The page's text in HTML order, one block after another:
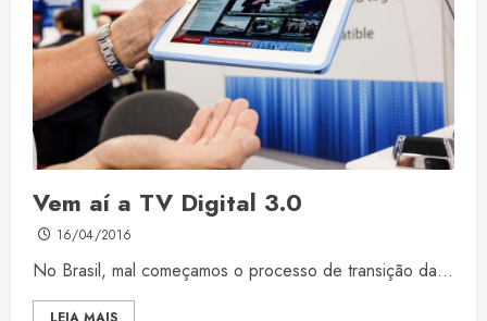
Vem aí a TV Digital 3.0
16/04/2016
No Brasil, mal começamos o processo de transição da...